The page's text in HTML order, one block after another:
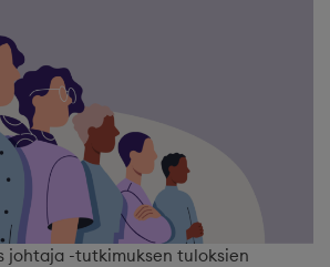
johtaja -tutkimuksen tuloksien